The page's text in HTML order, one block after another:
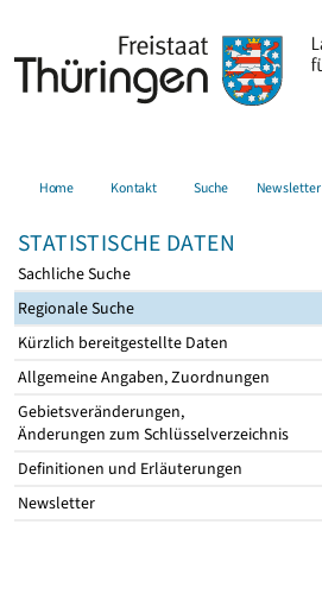
Home Kontakt Suche Newsletter
STATISTISCHE DATEN
Sachliche Suche
Regionale Suche
Kürzlich bereitgestellte Daten
Allgemeine Angaben, Zuordnungen
Gebietsveränderungen,
Änderungen zum Schlüsselverzeichnis
Definitionen und Erläuterungen
Newsletter